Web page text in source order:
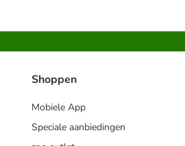
Shoppen
Mobiele App
Speciale aanbiedingen